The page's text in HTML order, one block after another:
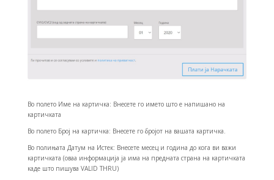
Во полето Име на картичка: Внесете го името што е напишано на
картичката
Во полето Број на картичка: Внесете го бројот на вашата картичка.
Во полињата Датум на Истек: Внесете месец и година до кога ви важи
картичката (оваа информација ја има на предната страна на картичката
каде што пишува VALID THRU)